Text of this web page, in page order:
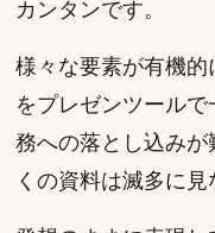
カンタンです。
様々な要素が有機
をプレゼンツール
務への落とし込み
くの資料は滅多に見